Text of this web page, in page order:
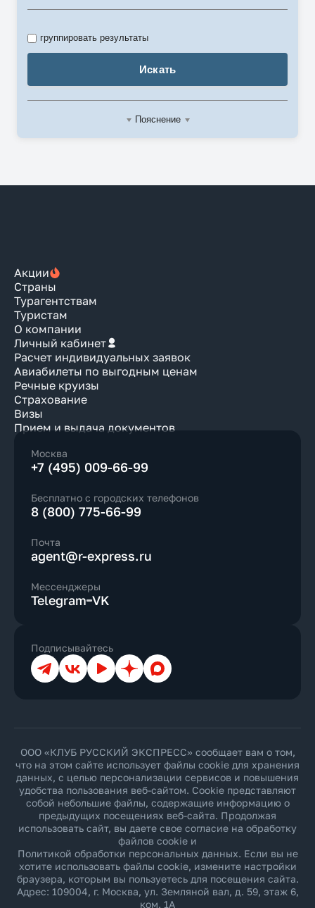
Искать
группировать результаты
Пояснение
Акции
Страны
Турагентствам
Туристам
О компании
Личный кабинет
Расчет индивидуальных заявок
Авиабилеты по выгодным ценам
Речные круизы
Страхование
Визы
Прием и выдача документов
Москва
+7 (495) 009-66-99
Бесплатно с городских телефонов
8 (800) 775-66-99
Почта
agent@r-express.ru
Мессенджеры
Telegram VK
Подписывайтесь
ТелеграмВКонтакте
YouTubeДзен Max
ООО «КЛУБ РУССКИЙ ЭКСПРЕСС» сообщает вам о том,
что на этом сайте использует файлы cookie для хранения
данных, с целью персонализации сервисов и повышения
удобства пользования веб-сайтом. Cookie представляют
собой небольшие файлы, содержащие информацию о
предыдущих посещениях веб-сайта. Продолжая
использовать сайт, вы даете свое согласие на обработку
файлов cookie и
Политикой обработки персональных данных. Если вы не
хотите использовать файлы cookie, измените настройки
браузера, которым вы пользуетесь для посещения сайта.
Адрес: 109004, г. Москва, ул. Земляной вал, д. 59, этаж 6,
ком. 1А